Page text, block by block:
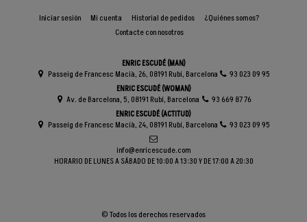
Iniciar sesión Mi cuenta Historial de pedidos
¿Quiénes somos?
Contacte con nosotros
ENRIC ESCUDÉ (MAN)
Passeig de Francesc Macià, 26, 08191 Rubí, Barcelona
93 023 09 95
ENRIC ESCUDÉ (WOMAN)
Av. de Barcelona, 5, 08191 Rubí, Barcelona
93 669 87 76
ENRIC ESCUDÉ (ACTITUD)
Passeig de Francesc Macià, 24, 08191 Rubí, Barcelona
93 023 09 95
info@enricescude.com
HORARIO DE LUNES A SÁBADO DE 10:00 A 13:30 Y DE 17:00 A 20:30
© Todos los derechos reservados